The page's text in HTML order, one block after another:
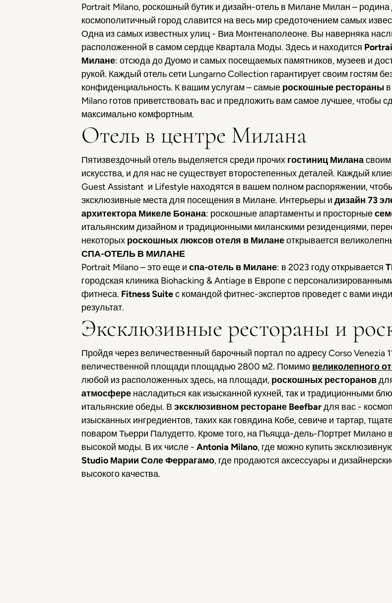
Portrait Milano, роскошный бутик и дизайн-отель в Милане Милан – родина
космополитичный город славится на весь мир средоточением самых
Одна из самых известных улиц - Виа Монтенаполеоне. Вы наверняка
расположенной в самом сердце Квартала Моды. Здесь и находится
Милане: отсюда до Дуомо и самых посещаемых памятников, музеев и
рукой. Каждый отель сети Lungarno Collection гарантирует своим гостям
конфиденциальность. К вашим услугам – самые роскошные рестораны
Milano готов приветствовать вас и предложить вам самое лучшее, чтобы
максимально комфортным.
Отель в центре Милана
Пятизвездочный отель выделяется среди прочих гостиниц Миланасвоим
искусства, и для нас не существует второстепенных деталей. Каждый
Guest Assistant и Lifestyle находятся в вашем полном распоряжении,
эксклюзивные места для посещения в Милане. Интерьеры и дизайн 73
архитектора Микеле Бонана: роскошные апартаменты и просторные
итальянским дизайном и традиционными миланскими резиденциями,
некоторых роскошных люксов отеля в Миланеоткрывается
СПА-ОТЕЛЬ В МИЛАНЕ
Portrait Milano – это еще и спа-отель в Милане: в 2023 году открывается
городская клиника Biohacking & Antiage в Европе с
фитнеса. Fitness Suiteс командой фитнес-экспертов проведет с вами
результат.
Эксклюзивные рестораны и
Пройдя через величественный барочный портал по адресу Corso Venezia
величественной площади площадью 2800 м2. Помимо великолепного
любой из расположенных здесь, на площади, роскошных ресторанов
атмосфере насладиться как изысканной кухней, так и традиционными
итальянские обеды. В эксклюзивном ресторане Beefbarдля вас -
изысканных ингредиентов, таких как говядина Кобе, севиче и тартар,
поваром Тьерри Палудетто. Кроме того, на Пьяцца-дель-Портрет Милано
высокой моды. В их числе - Antonia Milano, где можно купить
Studio Марии Соле Феррагамо, где продаются аксессуары и
высокого качества.